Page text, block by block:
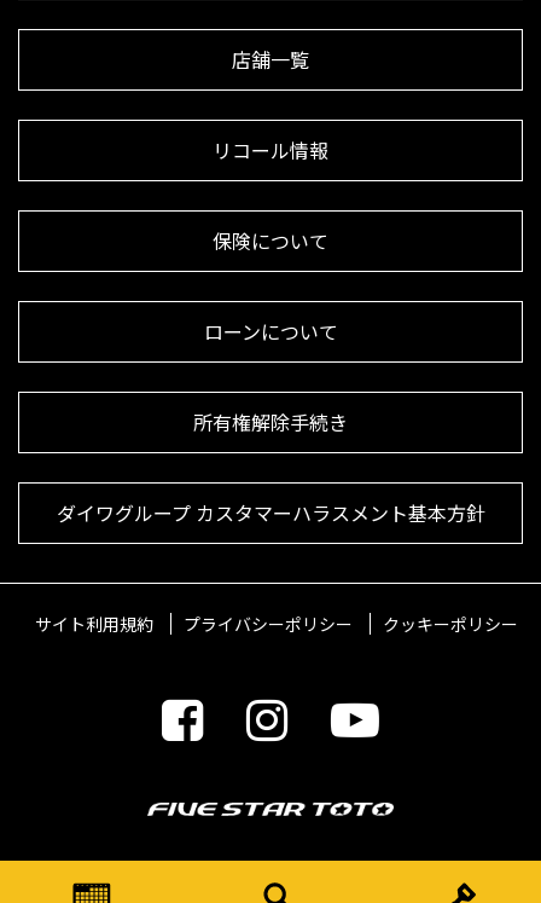
店舗一覧
リコール情報
保険について
ローンについて
所有権解除手続き
ダイワグループ カスタマーハラスメント基本方針
サイト利用規約 プライバシーポリシー クッキーポリシー